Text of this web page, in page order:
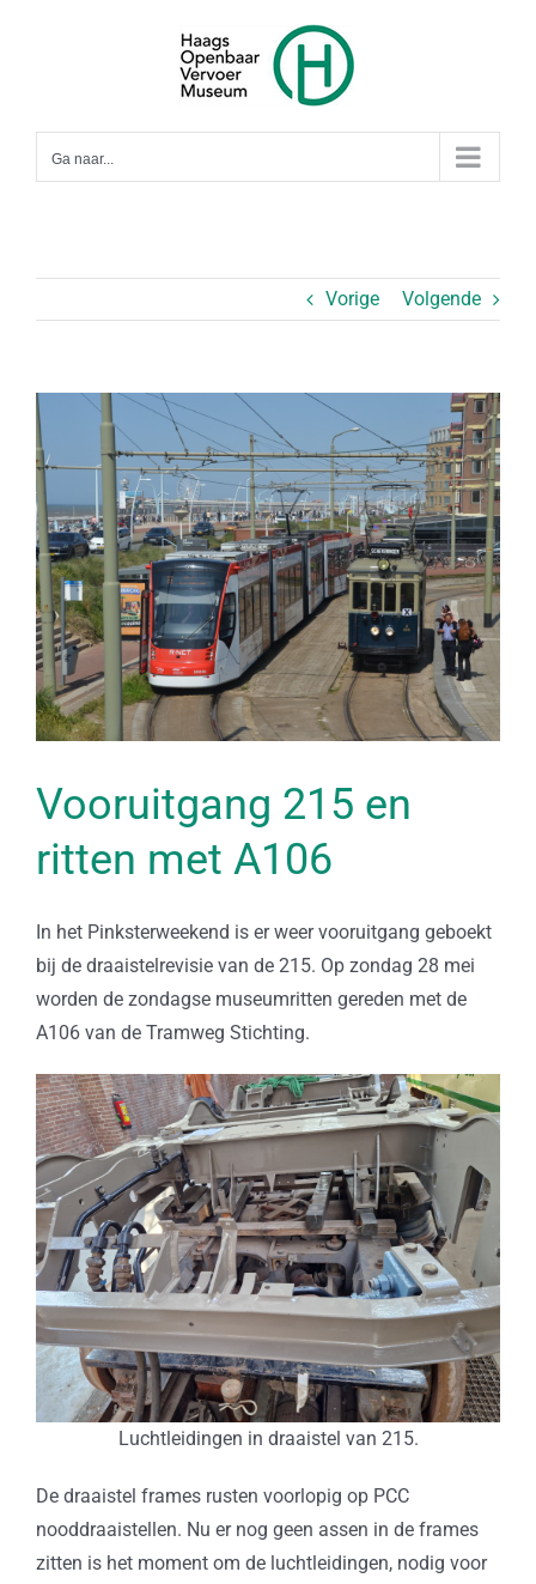
Ga naar...
Vorige Volgende
Bekijk
grotere
afbeelding
Vooruitgang 215 en
ritten met A106
In het Pinksterweekend is er weer vooruitgang geboekt
bij de draaistelrevisie van de 215. Op zondag 28 mei
worden de zondagse museumritten gereden met de
A106 van de Tramweg Stichting.
Luchtleidingen in draaistel van 215.
De draaistel frames rusten voorlopig op PCC
nooddraaistellen. Nu er nog geen assen in de frames
zitten is het moment om de luchtleidingen, nodig voor